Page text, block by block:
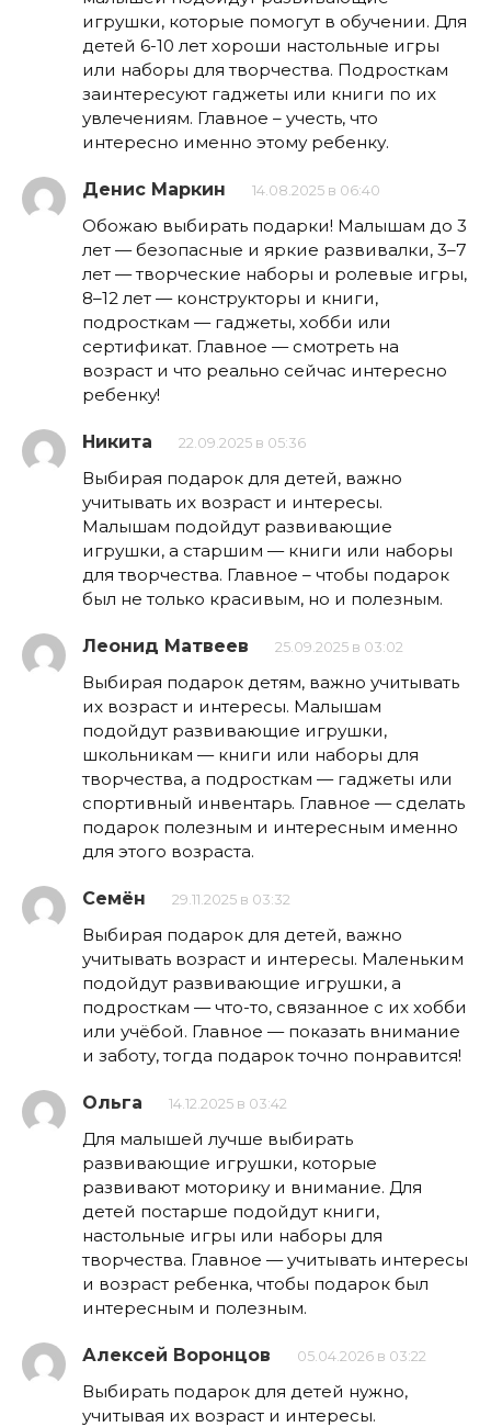
игрушки, которые помогут в обучении. Для
детей 6-10 лет хороши настольные игры
или наборы для творчества. Подросткам
заинтересуют гаджеты или книги по их
увлечениям. Главное – учесть, что
интересно именно этому ребенку.
Денис Маркин 14.08.2025 в 06:40
Обожаю выбирать подарки! Малышам до 3
лет — безопасные и яркие развивалки, 3–7
лет — творческие наборы и ролевые игры,
8–12 лет — конструкторы и книги,
подросткам — гаджеты, хобби или
сертификат. Главное — смотреть на
возраст и что реально сейчас интересно
ребенку!
Никита 22.09.2025 в 05:36
Выбирая подарок для детей, важно
учитывать их возраст и интересы.
Малышам подойдут развивающие
игрушки, а старшим — книги или наборы
для творчества. Главное – чтобы подарок
был не только красивым, но и полезным.
Леонид Матвеев 25.09.2025 в 03:02
Выбирая подарок детям, важно учитывать
их возраст и интересы. Малышам
подойдут развивающие игрушки,
школьникам — книги или наборы для
творчества, а подросткам — гаджеты или
спортивный инвентарь. Главное — сделать
подарок полезным и интересным именно
для этого возраста.
Семён 29.11.2025 в 03:32
Выбирая подарок для детей, важно
учитывать возраст и интересы. Маленьким
подойдут развивающие игрушки, а
подросткам — что-то, связанное с их хобби
или учёбой. Главное — показать внимание
и заботу, тогда подарок точно понравится!
Ольга 14.12.2025 в 03:42
Для малышей лучше выбирать
развивающие игрушки, которые
развивают моторику и внимание. Для
детей постарше подойдут книги,
настольные игры или наборы для
творчества. Главное — учитывать интересы
и возраст ребенка, чтобы подарок был
интересным и полезным.
Алексей Воронцов 05.04.2026 в 03:22
Выбирать подарок для детей нужно,
учитывая их возраст и интересы.